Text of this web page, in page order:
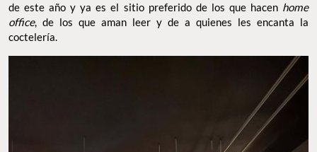
de este año y ya es el sitio preferido de los que hacenhome
office, de los que aman leer y de a quienes les encanta la
coctelería.